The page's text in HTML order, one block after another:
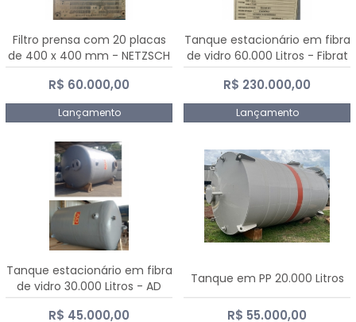
Filtro prensa com 20 placas
de 400 x 400 mm - NETZSCH
R$ 60.000,00
Lançamento
Tanque estacionário em fibra
de vidro 60.000 Litros - Fibrat
R$ 230.000,00
Lançamento
Tanque estacionário em fibra
de vidro 30.000 Litros - AD
Fibras
R$ 45.000,00
Tanque em PP 20.000 Litros
R$ 55.000,00